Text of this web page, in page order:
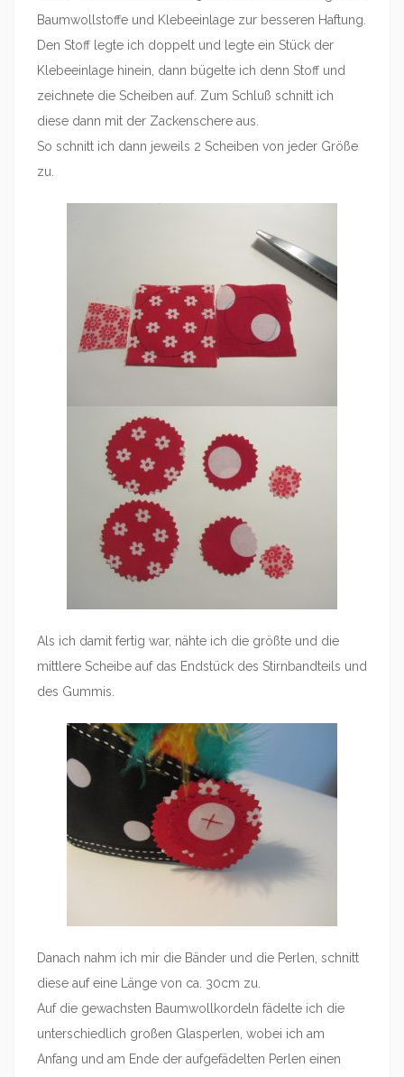
Baumwollstoffe und Klebeeinlage zur besseren Haftung.
Den Stoff legte ich doppelt und legte ein Stück der
Klebeeinlage hinein, dann bügelte ich denn Stoff und
zeichnete die Scheiben auf. Zum Schluß schnitt ich
diese dann mit der Zackenschere aus.
So schnitt ich dann jeweils 2 Scheiben von jeder Größe
zu.
Als ich damit fertig war, nähte ich die größte und die
mittlere Scheibe auf das Endstück des Stirnbandteils und
des Gummis.
Danach nahm ich mir die Bänder und die Perlen, schnitt
diese auf eine Länge von ca. 30cm zu.
Auf die gewachsten Baumwollkordeln fädelte ich die
unterschiedlich großen Glasperlen, wobei ich am
Anfang und am Ende der aufgefädelten Perlen einen